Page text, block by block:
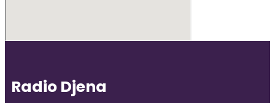
Radio Djena